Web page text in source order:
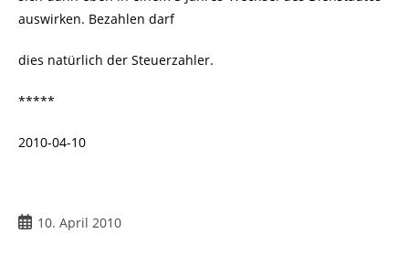
auswirken. Bezahlen darf
dies natürlich der Steuerzahler.
*****
2010-04-10
Beitrag10. April 2010